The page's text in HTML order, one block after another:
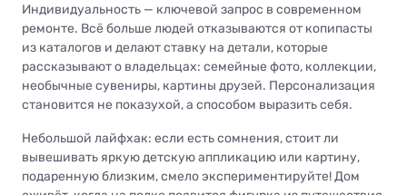
Индивидуальность — ключевой запрос в современном
ремонте. Всё больше людей отказываются от копипасты
из каталогов и делают ставку на детали, которые
рассказывают о владельцах: семейные фото, коллекции,
необычные сувениры, картины друзей. Персонализация
становится не показухой, а способом выразить себя.
Небольшой лайфхак: если есть сомнения, стоит ли
вывешивать яркую детскую аппликацию или картину,
подаренную близким, смело экспериментируйте! Дом